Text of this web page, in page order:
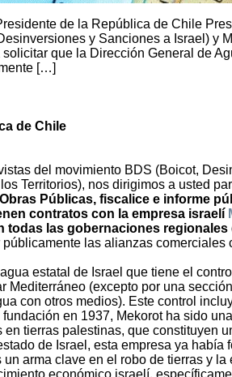
de la República de Chile
y Sanciones a Israel) y
que la Dirección General de
[…]
de Chile
del movimiento BDS (Boicot,
Territorios), nos dirigimos a usted
Públicas, fiscalice e informe
contratos con la empresa israelí
todas las gobernaciones
las alianzas comerciales
estatal de Israel que tiene el
Mediterráneo (excepto por una
con otros medios). Este control
en 1937, Mekorot ha sido
tierras palestinas, que constituyen
de Israel, esta empresa ya
arma clave en el robo de tierras y